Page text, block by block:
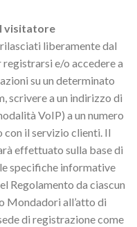
visitatore
liberamente dal
e/o accedere a
su un determinato
scrivere a un indirizzo di
VoIP) a un numero
il servizio clienti. Il
effettuato sulla base di
specifiche informative
Regolamento da ciascun
Mondadori all’atto di
di registrazione come